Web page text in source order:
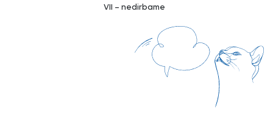
VII – nedirbame